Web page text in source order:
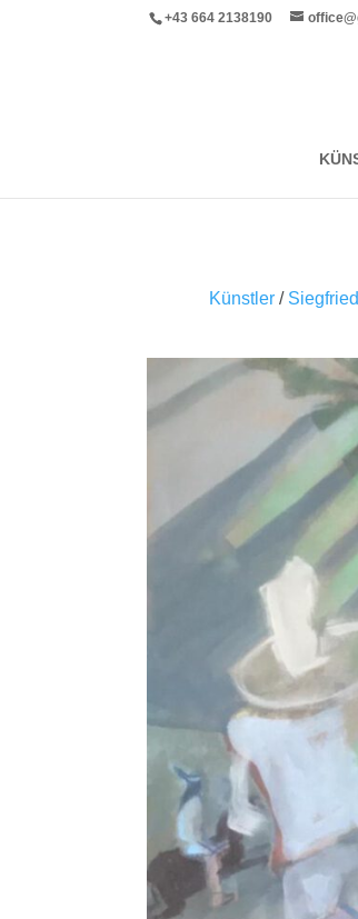
+43 664 2138190
Künstler /